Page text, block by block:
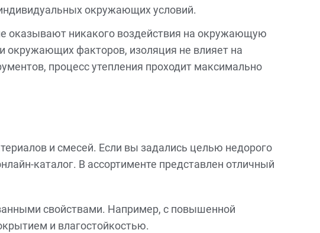
окружающих условий.
оказывают никакого воздействия на окружающую
окружающих факторов, изоляция не влияет на
процесс утепления проходит максимально
и смесей. Если вы задались целью недорого
каталог. В ассортименте представлен отличный
свойствами. Например, с повышенной
и влагостойкостью.